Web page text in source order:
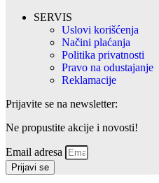
SERVIS
Uslovi korišćenja
Načini plaćanja
Politika privatnosti
Pravo na odustajanje
Reklamacije
Prijavite se na newsletter:
Ne propustite akcije i novosti!
Email adresa
Prijavi se